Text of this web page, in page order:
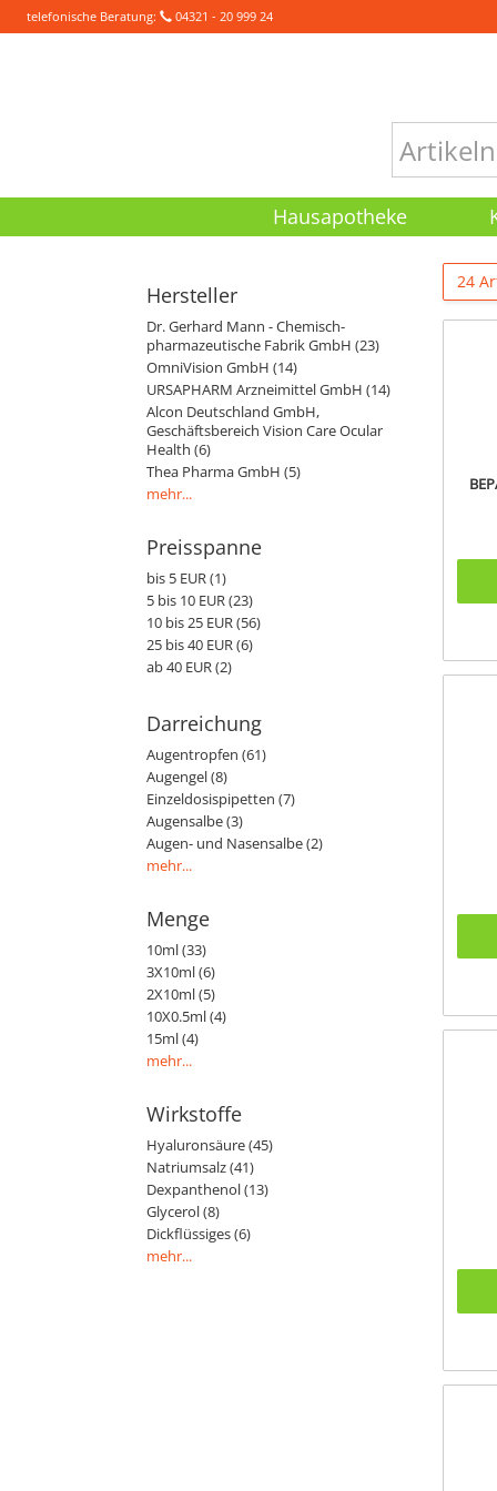
telefonische Beratung: 04321 - 20 999 24
Hausapotheke
Hersteller
Dr. Gerhard Mann - Chemisch-
pharmazeutische Fabrik GmbH (23)
OmniVision GmbH (14)
URSAPHARM Arzneimittel GmbH (14)
Alcon Deutschland GmbH,
Geschäftsbereich Vision Care Ocular
Health (6)
Thea Pharma GmbH (5)
mehr...
Preisspanne
bis 5 EUR (1)
5 bis 10 EUR (23)
10 bis 25 EUR (56)
25 bis 40 EUR (6)
ab 40 EUR (2)
Darreichung
Augentropfen (61)
Augengel (8)
Einzeldosispipetten (7)
Augensalbe (3)
Augen- und Nasensalbe (2)
mehr...
Menge
10ml (33)
3X10ml (6)
2X10ml (5)
10X0.5ml (4)
15ml (4)
mehr...
Wirkstoffe
Hyaluronsäure (45)
Natriumsalz (41)
Dexpanthenol (13)
Glycerol (8)
Dickflüssiges (6)
mehr...
24